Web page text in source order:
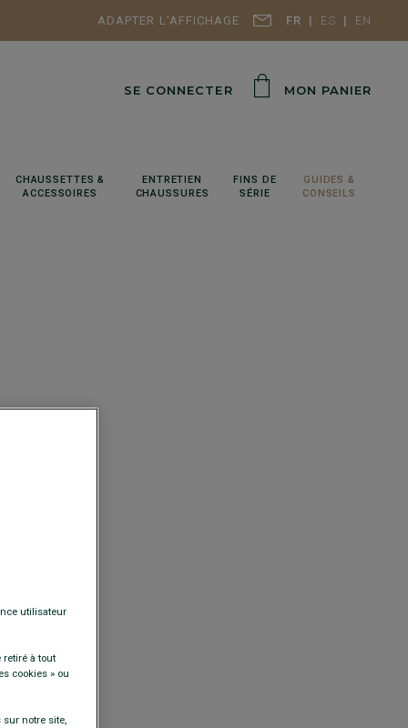
FR ES EN
ADAPTER L'AFFICHAGE
SE CONNECTER MON PANIER
CHAUSSETTES &
ACCESSOIRES
ENTRETIEN
CHAUSSURES
FINS DE
SÉRIE
GUIDES &
CONSEILS
utilisateur
à tout
cookies » ou
notre site,